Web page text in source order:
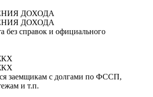
ДОХОДА
ДОХОДА
без справок и официального
заемщикам с долгами по ФССП,
и т.п.